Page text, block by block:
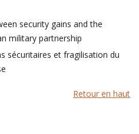
security gains and the
military partnership
sécuritaires et fragilisation du
Retour en haut